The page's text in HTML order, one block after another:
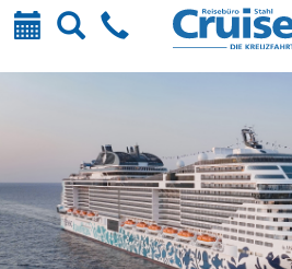
Kalender
SucheTelefon